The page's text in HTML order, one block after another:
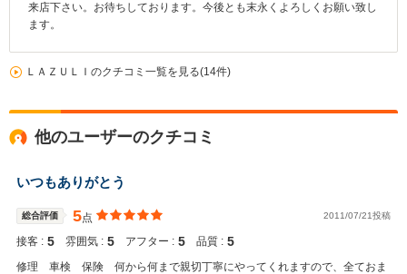
来店下さい。お待ちしております。今後とも末永くよろしくお願い致し
ます。
ＬＡＺＵＬＩのクチコミ一覧を見る(14件)
他のユーザーのクチコミ
いつもありがとう
総合評価 5点 2011/07/21投稿
接客 : 5 雰囲気 : 5 アフター : 5 品質 : 5
修理 車検 保険 何から何まで親切丁寧にやってくれますので、全ておま